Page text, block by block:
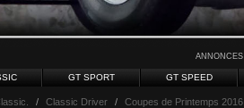
ANNONCES
GT SPORT GT SPEED
/ Classic Driver / Coupes de Printemps 2016